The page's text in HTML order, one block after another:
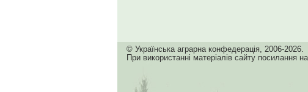
© Українська аграрна конфедерація, 2006-2026.
При використанні матеріалів сайту посилання